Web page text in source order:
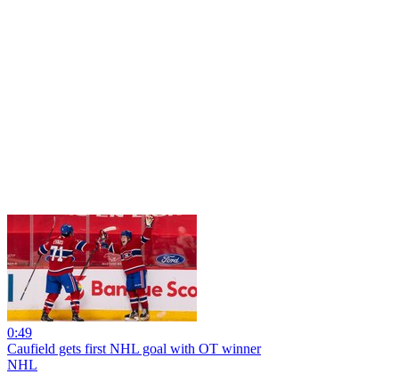
0:49
Caufield gets first NHL goal with OT winner
NHL